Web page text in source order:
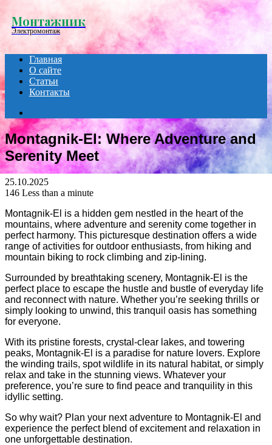
Монтажник
Электромонтаж
Главная
О сайте
Статьи
Контакты
for
Montagnik-El: Where Adventure and
Serenity Meet
25.10.2025
146 Less than a minute
Montagnik-El is a hidden gem nestled in the heart of the
mountains, where adventure and serenity come together in
perfect harmony. This picturesque destination offers a wide
range of activities for outdoor enthusiasts, from hiking and
mountain biking to rock climbing and zip-lining.
Surrounded by breathtaking scenery, Montagnik-El is the
perfect place to escape the hustle and bustle of everyday life
and reconnect with nature. Whether you’re seeking thrills or
simply looking to unwind, this tranquil oasis has something
for everyone.
With its pristine forests, crystal-clear lakes, and towering
peaks, Montagnik-El is a paradise for nature lovers. Explore
the winding trails, spot wildlife in its natural habitat, or simply
relax and take in the stunning views. Whatever your
preference, you’re sure to find peace and tranquility in this
idyllic setting.
So why wait? Plan your next adventure to Montagnik-El and
experience the perfect blend of excitement and relaxation in
one unforgettable destination.